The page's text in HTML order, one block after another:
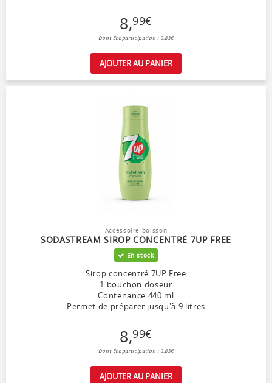
8,99€
Dont Ecoparticipation : 0,83€
AJOUTER AU PANIER
Accessoire boisson
SODASTREAM SIROP CONCENTRÉ 7UP FREE
En stock
Sirop concentré 7UP Free
1 bouchon doseur
Contenance 440 ml
Permet de préparer jusqu'à 9 litres
8,99€
Dont Ecoparticipation : 0,83€
AJOUTER AU PANIER